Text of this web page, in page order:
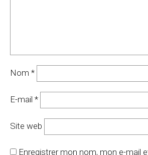
Nom *
E-mail *
Site web
Enregistrer mon nom, mon e-mail